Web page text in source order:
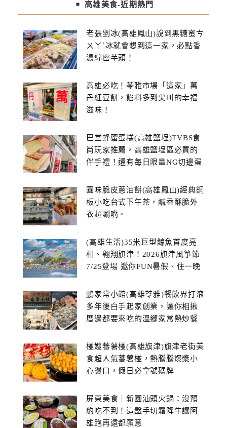
高雄美食-近期熱門
老張剉冰(高雄鳳山)說到黑糖蜜ㄘ
ㄨㄚˋ冰就會想到這一家，必點香
濃綿密芋頭！
高雄必吃！苓雅市場「這家」萬
丹紅豆餅，餡料多到尖叫的幸福
滋味！
巴堂蜂蜜蛋糕(高雄鹽埕)TVBS食
尚玩家推薦，高雄鹽埕區必買的
伴手禮！還有每日限量NG切邊蛋
圓味脆皮蔥油餅(高雄鳳山)經典銅
板小吃台式下午茶，鹹香酥脆外
衣超唰嘴。
(高雄生活)35米巨型鯨魚首度亮
相、翱翔旗津！2026旗津風箏節
7/25登場 邀你FUN暑假、住一晚
鵬家常小館(高雄苓雅)餐飲界打滾
多年後白手起家創業，讓你相揪
厝邊都要來吃的溫鄉家常熱炒餐
椪嫂蕃薯椪(高雄旗津)旗津老街美
食超人氣蕃薯椪，熱騰騰爆漿小
心燙口，假日必拿號碼牌
屏東美食｜新園汕頭火鍋：沒預
約吃不到！這盤手切霜降牛讓阿
雄跑再遠都願意